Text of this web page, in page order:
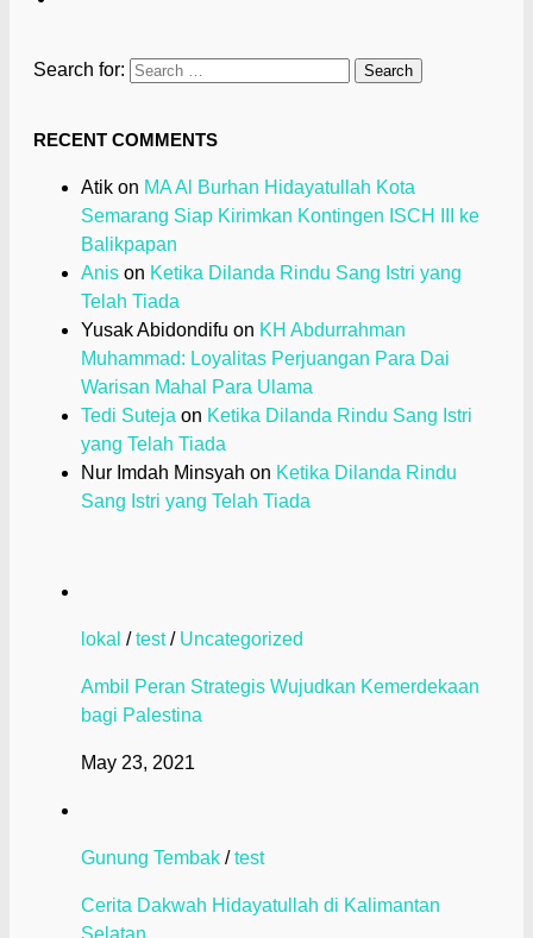
Search for:
RECENT COMMENTS
Atik on MA Al Burhan Hidayatullah Kota
Semarang Siap Kirimkan Kontingen ISCH III ke
Balikpapan
Anis on Ketika Dilanda Rindu Sang Istri yang
Telah Tiada
Yusak Abidondifu on KH Abdurrahman
Muhammad: Loyalitas Perjuangan Para Dai
Warisan Mahal Para Ulama
Tedi Suteja on Ketika Dilanda Rindu Sang Istri
yang Telah Tiada
Nur Imdah Minsyah on Ketika Dilanda Rindu
Sang Istri yang Telah Tiada
lokal /test/ Uncategorized
Ambil Peran Strategis Wujudkan Kemerdekaan
bagi Palestina
May 23, 2021
Gunung Tembak /test
Cerita Dakwah Hidayatullah di Kalimantan
Selatan